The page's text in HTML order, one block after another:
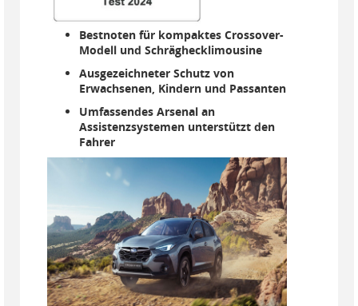
Bestnoten für kompaktes Crossover-
Modell und Schräghecklimousine
Ausgezeichneter Schutz von
Erwachsenen, Kindern und Passanten
Umfassendes Arsenal an
Assistenzsystemen unterstützt den
Fahrer